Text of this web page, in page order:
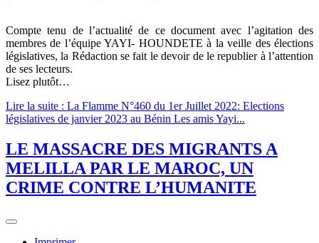
Compte tenu de l’actualité de ce document avec l’agitation des
membres de l’équipe YAYI- HOUNDETE à la veille des élections
législatives, la Rédaction se fait le devoir de le republier à l’attention
de ses lecteurs.
Lisez plutôt…
Lire la suite : La Flamme N°460 du 1er Juillet 2022: Elections
législatives de janvier 2023 au Bénin Les amis Yayi...
LE MASSACRE DES MIGRANTS A
MELILLA PAR LE MAROC, UN
CRIME CONTRE L’HUMANITE